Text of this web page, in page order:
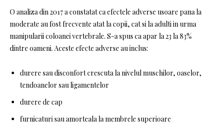
O analiza din 2017 a constatat ca efectele adverse usoare pana la
moderate au fost frecvente atat la copii, cat si la adulti in urma
manipularii coloanei vertebrale. S-a spus ca apar la 23 la 83%
dintre oameni. Aceste efecte adverse au inclus:
durere sau disconfort crescuta la nivelul muschilor, oaselor,
tendoanelor sau ligamentelor
durere de cap
furnicaturi sau amorteala la membrele superioare